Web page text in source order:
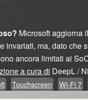
Microsoft aggiorna
invariati, ma, dato
ancora limitati ai
a cura di DeepL /
Touchscreen Wi-Fi 7